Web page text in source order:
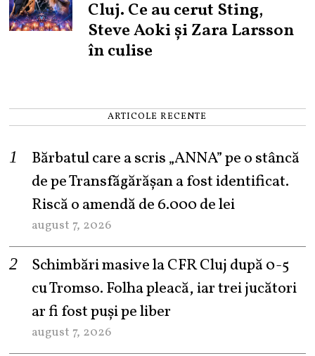
Cluj. Ce au cerut Sting,
Steve Aoki și Zara Larsson
în culise
ARTICOLE RECENTE
Bărbatul care a scris „ANNA” pe o stâncă
de pe Transfăgărășan a fost identificat.
Riscă o amendă de 6.000 de lei
august 7, 2026
Schimbări masive la CFR Cluj după 0-5
cu Tromso. Folha pleacă, iar trei jucători
ar fi fost puși pe liber
august 7, 2026